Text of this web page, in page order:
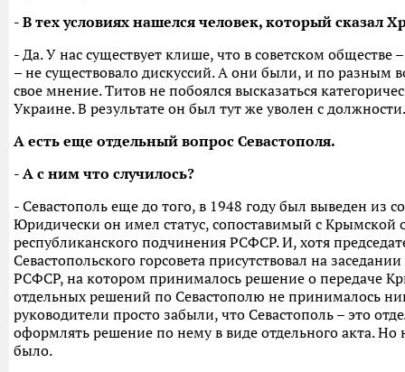
- В тех условиях нашелся человек, который сказал
- Да. У нас существует клише, что в советском обществе
– не существовало дискуссий. А они были, и по разным
свое мнение. Титов не побоялся высказаться
Украине. В результате он был тут же уволен с должности.
А есть еще отдельный вопрос Севастополя.
- А с ним что случилось?
- Севастополь еще до того, в 1948 году был выведен из
Юридически он имел статус, сопоставимый с Крымской
республиканского подчинения РСФСР. И, хотя
Севастопольского горсовета присутствовал на
РСФСР, на котором принималось решение о передаче
отдельных решений по Севастополю не принималось
руководители просто забыли, что Севастополь – это
оформлять решение по нему в виде отдельного акта. Но
было.